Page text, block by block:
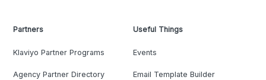
Partners
Klaviyo Partner Programs
Agency Partner Directory
Useful Things
Events
Email Template Builder